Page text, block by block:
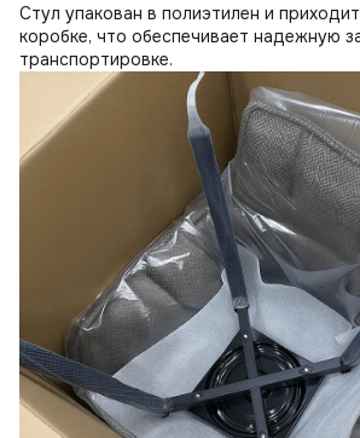
Стул упакован в полиэтилен и
коробке, что обеспечивает надежную
транспортировке.